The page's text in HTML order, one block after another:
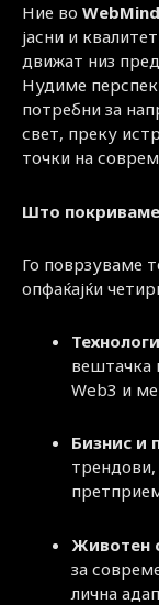
Ние во
јасни и
движат низ
Нудиме
потребни за
свет, преку
точки на
Што
Го поврзуваме
опфаќајќи
вештачка
Web3 и
Бизнис и
Животен
за
лична